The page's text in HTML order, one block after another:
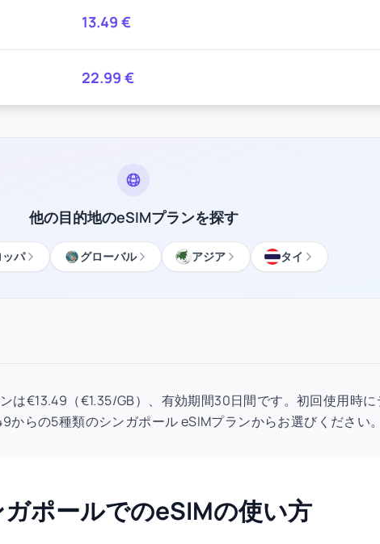
13.49 €
22.99 €
他の目的地のeSIMプランを探す
ッパ グローバル アジア タイ
は€13.49（€1.35/GB）、有効期間30日間です。初回使用時
からの5種類のシンガポール eSIMプランからお選びください。
ガポールでのeSIMの使い方